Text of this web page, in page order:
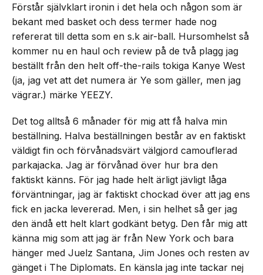
Förstår självklart ironin i det hela och någon som är
bekant med basket och dess termer hade nog
refererat till detta som en s.k air-ball. Hursomhelst så
kommer nu en haul och review på de två plagg jag
beställt från den helt off-the-rails tokiga Kanye West
(ja, jag vet att det numera är Ye som gäller, men jag
vägrar.) märke YEEZY.
Det tog alltså 6 månader för mig att få halva min
beställning. Halva beställningen består av en faktiskt
väldigt fin och förvånadsvärt välgjord camouflerad
parkajacka. Jag är förvånad över hur bra den
faktiskt känns. För jag hade helt ärligt jävligt låga
förväntningar, jag är faktiskt chockad över att jag ens
fick en jacka levererad. Men, i sin helhet så ger jag
den ändå ett helt klart godkänt betyg. Den får mig att
känna mig som att jag är från New York och bara
hänger med Juelz Santana, Jim Jones och resten av
gänget i The Diplomats. En känsla jag inte tackar nej